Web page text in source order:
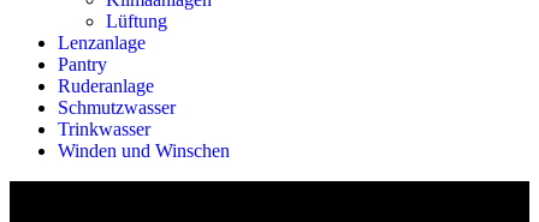
Lüftung
Lenzanlage
Pantry
Ruderanlage
Schmutzwasser
Trinkwasser
Winden und Winschen